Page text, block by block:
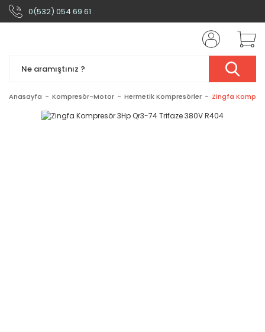
0(532) 054 69 61
Anasayfa Kompresör-Motor Hermetik Kompresörler Zingfa